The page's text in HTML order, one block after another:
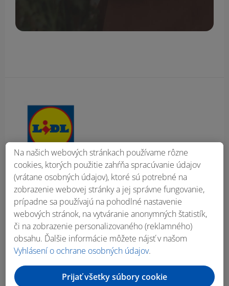
Na našich webových stránkach používame rôzne
cookies, ktorých použitie zahŕňa spracúvanie údajov
(vrátane osobných údajov), ktoré sú potrebné na
zobrazenie webovej stránky a jej správne fungovanie,
prípadne sa používajú na pohodlné nastavenie
webových stránok, na vytváranie anonymných štatistík,
či na zobrazenie personalizovaného (reklamného)
obsahu. Ďalšie informácie môžete nájsť v našom
Vyhlásení o ochrane osobných údajov.
Prijať všetky súbory cookie